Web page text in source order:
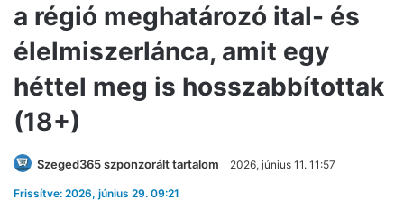
a régió meghatározó ital- és
élelmiszerlánca, amit egy
héttel meg is hosszabbítottak
(18+)
Szeged365 szponzorált tartalom 2026, június 11. 11:57
Frissítve: 2026, június 29. 09:21